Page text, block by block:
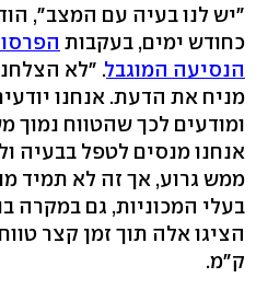
"יש לנו בעיה עם המצב",
כחודש ימים, בעקבות
הנסיעה המוגבל. "לא
מניח את הדעת. אנחנו
ומודעים לכך שהטווח
אנחנו מנסים לטפל בבעיה
ממש גרוע, אך זה לא תמיד
בעלי המכוניות, גם במקרה
ק"מ.